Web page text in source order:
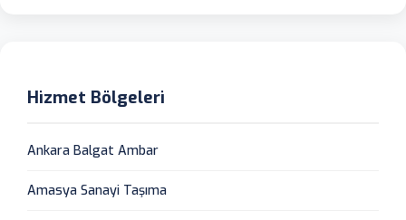
Hizmet Bölgeleri
Ankara Balgat Ambar
Amasya Sanayi Taşıma